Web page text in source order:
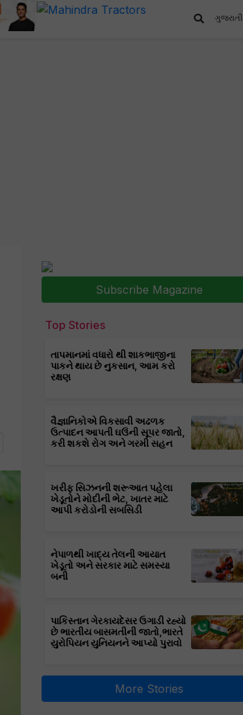
ગુજરાતી
Subscribe Magazine
Top Stories
તાપમાનમાં વધારો થી શાકભાજીના
પાકને થાય છે નુકસાન, આમ કરો
રક્ષણ
વૈજ્ઞાનિકોએ વિકસાવી અઢળક
ઉત્પાદન આપતી ઘઉંની સૂપર જાતો,
કરી શકશે રોગ અને ગરમી સહન
ખરીફ સિઝનની શરૂઆત પહેલા
ખેડૂતોને મોદીની ભેટ, ખાતર માટે
આપી કરોડોની સબસિડી
નેપાળથી ખાદ્ય તેલની આયાત
ખેડૂતો અને સરકાર માટે સમસ્યા
બની
પાકિસ્તાન ગેરકાયદેસર ઉગાડી રહ્યો
છે ભારતીય બાસમતીની જાતો,ભારતે
યુરોપિયન યુનિયનને આપ્યો પુરાવો
More Stories